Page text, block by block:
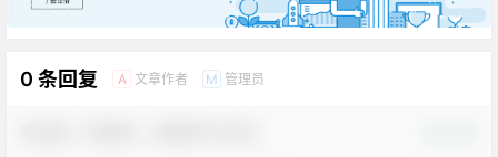
广告
0 条回复 A 文章作者 M 管理员